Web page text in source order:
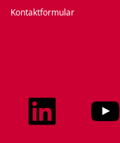
Kontaktformular